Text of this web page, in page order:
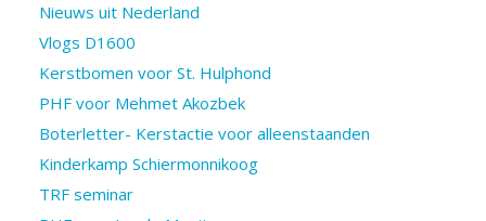
Nieuws uit Nederland
Vlogs D1600
Kerstbomen voor St. Hulphond
PHF voor Mehmet Akozbek
Boterletter- Kerstactie voor alleenstaanden
Kinderkamp Schiermonnikoog
TRF seminar